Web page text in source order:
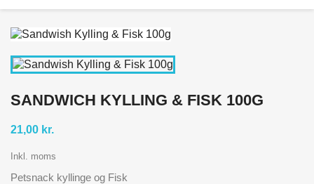
SANDWICH KYLLING & FISK 100G
21,00 kr.
Inkl. moms
Petsnack kyllinge og Fisk